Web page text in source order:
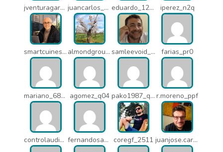
jventuragarcia_13040 juancarlos_ptr eduardo_12367 iperez_n2q
smartcuines_1378 almondgroup1984_pjc samleevoid_n58 farias_pr0
mariano_6807 agomez_q04 pako1987_q07 r.moreno_ppf
controlaudiovisual_1875 fernandosanche_q11 coregf_2511 juanjose.carmona_182